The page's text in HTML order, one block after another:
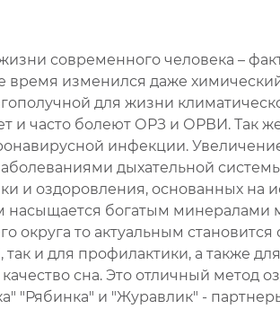
современного человека –
время изменился даже
для жизни
и часто болеют ОРЗ и ОРВИ. Так
инфекции.
дыхательной
и оздоровления, основанных на
богатым минералами
то актуальным
и для профилактики, а также
сна. Это отличный метод
"Рябинка" и "Журавлик" -